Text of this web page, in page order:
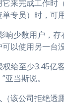
来完成工作时
专员）时，可
响少数用户，
以使用另一台
权给至少3.45亿
亚当斯说。
该公司拒绝透